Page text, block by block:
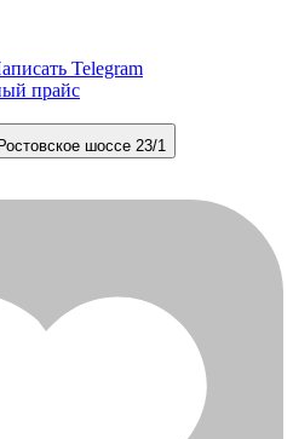
прайс
Ростовское шоссе 23/1